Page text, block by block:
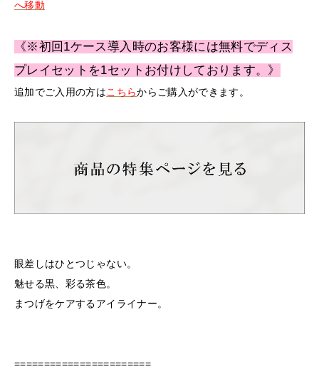
へ移動
《※初回1ケース導入時のお客様には無料でディス
プレイセットを1セットお付けしております。》
追加でご入用の方はこちらからご購入ができます。
眼差しはひとつじゃない。
魅せる黒、彩る茶色。
まつげをケアするアイライナー。
=======================